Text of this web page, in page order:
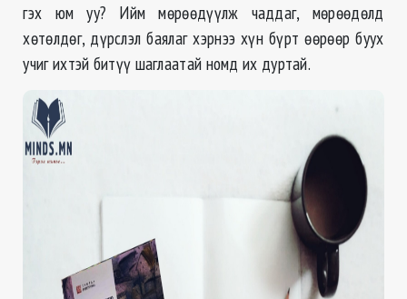
гэх юм уу? Ийм мөрөөдүүлж чаддаг, мөрөөдөлд
хөтөлдөг, дүрслэл баялаг хэрнээ хүн бүрт өөрөөр буух
учиг ихтэй битүү шаглаатай номд их дуртай.